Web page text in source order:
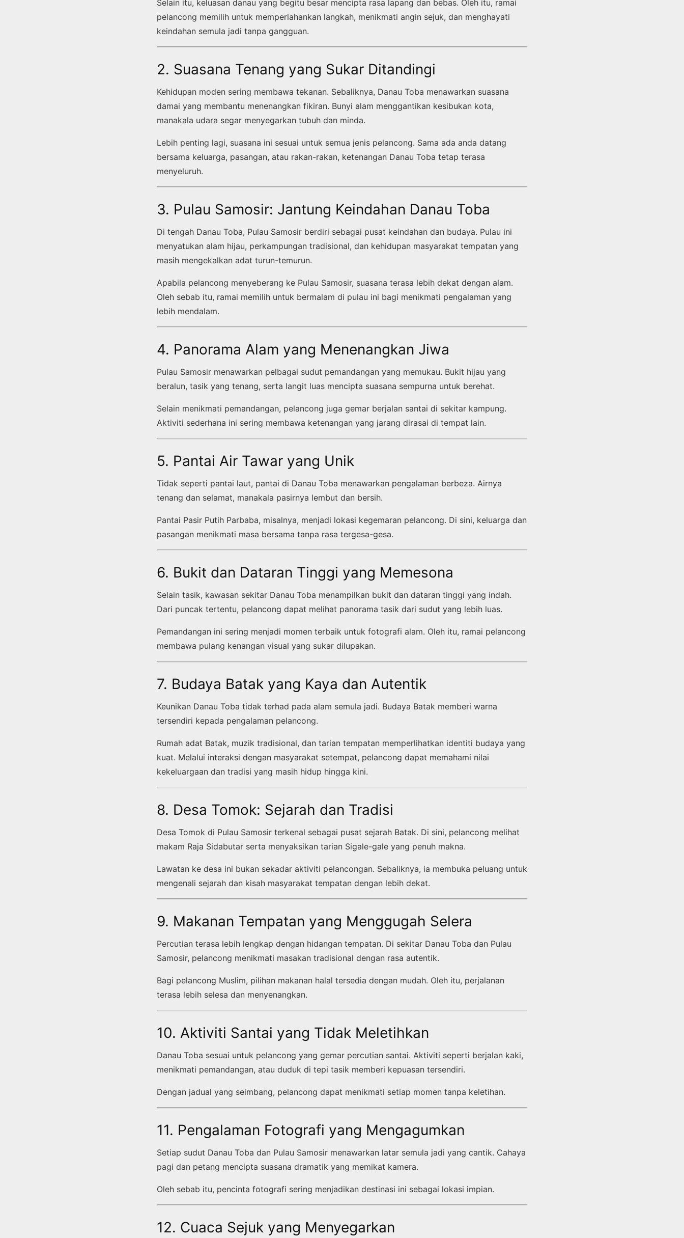
Selain itu, keluasan danau yang begitu besar mencipta rasa lapang dan bebas. Oleh itu, ramai
pelancong memilih untuk memperlahankan langkah, menikmati angin sejuk, dan menghayati
keindahan semula jadi tanpa gangguan.
2. Suasana Tenang yang Sukar Ditandingi
Kehidupan moden sering membawa tekanan. Sebaliknya, Danau Toba menawarkan suasana
damai yang membantu menenangkan fikiran. Bunyi alam menggantikan kesibukan kota,
manakala udara segar menyegarkan tubuh dan minda.
Lebih penting lagi, suasana ini sesuai untuk semua jenis pelancong. Sama ada anda datang
bersama keluarga, pasangan, atau rakan-rakan, ketenangan Danau Toba tetap terasa
menyeluruh.
3. Pulau Samosir: Jantung Keindahan Danau Toba
Di tengah Danau Toba, Pulau Samosir berdiri sebagai pusat keindahan dan budaya. Pulau ini
menyatukan alam hijau, perkampungan tradisional, dan kehidupan masyarakat tempatan yang
masih mengekalkan adat turun-temurun.
Apabila pelancong menyeberang ke Pulau Samosir, suasana terasa lebih dekat dengan alam.
Oleh sebab itu, ramai memilih untuk bermalam di pulau ini bagi menikmati pengalaman yang
lebih mendalam.
4. Panorama Alam yang Menenangkan Jiwa
Pulau Samosir menawarkan pelbagai sudut pemandangan yang memukau. Bukit hijau yang
beralun, tasik yang tenang, serta langit luas mencipta suasana sempurna untuk berehat.
Selain menikmati pemandangan, pelancong juga gemar berjalan santai di sekitar kampung.
Aktiviti sederhana ini sering membawa ketenangan yang jarang dirasai di tempat lain.
5. Pantai Air Tawar yang Unik
Tidak seperti pantai laut, pantai di Danau Toba menawarkan pengalaman berbeza. Airnya
tenang dan selamat, manakala pasirnya lembut dan bersih.
Pantai Pasir Putih Parbaba, misalnya, menjadi lokasi kegemaran pelancong. Di sini, keluarga dan
pasangan menikmati masa bersama tanpa rasa tergesa-gesa.
6. Bukit dan Dataran Tinggi yang Memesona
Selain tasik, kawasan sekitar Danau Toba menampilkan bukit dan dataran tinggi yang indah.
Dari puncak tertentu, pelancong dapat melihat panorama tasik dari sudut yang lebih luas.
Pemandangan ini sering menjadi momen terbaik untuk fotografi alam. Oleh itu, ramai pelancong
membawa pulang kenangan visual yang sukar dilupakan.
7. Budaya Batak yang Kaya dan Autentik
Keunikan Danau Toba tidak terhad pada alam semula jadi. Budaya Batak memberi warna
tersendiri kepada pengalaman pelancong.
Rumah adat Batak, muzik tradisional, dan tarian tempatan memperlihatkan identiti budaya yang
kuat. Melalui interaksi dengan masyarakat setempat, pelancong dapat memahami nilai
kekeluargaan dan tradisi yang masih hidup hingga kini.
8. Desa Tomok: Sejarah dan Tradisi
Desa Tomok di Pulau Samosir terkenal sebagai pusat sejarah Batak. Di sini, pelancong melihat
makam Raja Sidabutar serta menyaksikan tarian Sigale-gale yang penuh makna.
Lawatan ke desa ini bukan sekadar aktiviti pelancongan. Sebaliknya, ia membuka peluang untuk
mengenali sejarah dan kisah masyarakat tempatan dengan lebih dekat.
9. Makanan Tempatan yang Menggugah Selera
Percutian terasa lebih lengkap dengan hidangan tempatan. Di sekitar Danau Toba dan Pulau
Samosir, pelancong menikmati masakan tradisional dengan rasa autentik.
Bagi pelancong Muslim, pilihan makanan halal tersedia dengan mudah. Oleh itu, perjalanan
terasa lebih selesa dan menyenangkan.
10. Aktiviti Santai yang Tidak Meletihkan
Danau Toba sesuai untuk pelancong yang gemar percutian santai. Aktiviti seperti berjalan kaki,
menikmati pemandangan, atau duduk di tepi tasik memberi kepuasan tersendiri.
Dengan jadual yang seimbang, pelancong dapat menikmati setiap momen tanpa keletihan.
11. Pengalaman Fotografi yang Mengagumkan
Setiap sudut Danau Toba dan Pulau Samosir menawarkan latar semula jadi yang cantik. Cahaya
pagi dan petang mencipta suasana dramatik yang memikat kamera.
Oleh sebab itu, pencinta fotografi sering menjadikan destinasi ini sebagai lokasi impian.
12. Cuaca Sejuk yang Menyegarkan